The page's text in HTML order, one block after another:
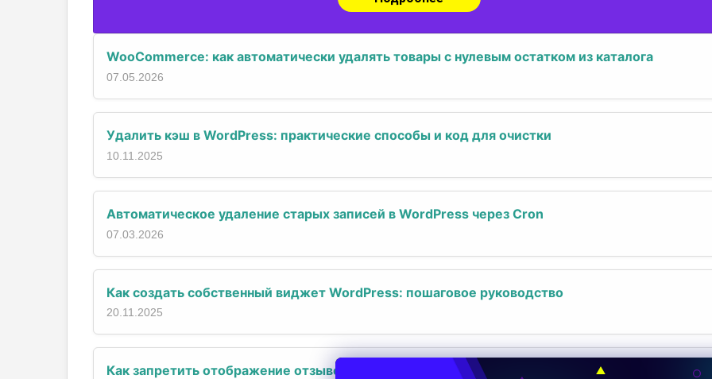
WooCommerce: как автоматически удалять товары с нулевым остатком из каталога
07.05.2026
Удалить кэш в WordPress: практические способы и код для очистки
10.11.2025
Автоматическое удаление старых записей в WordPress через Cron
07.03.2026
Как создать собственный виджет WordPress: пошаговое руководство
20.11.2025
Как запретить отображение отзывов по ссылке в WordPress